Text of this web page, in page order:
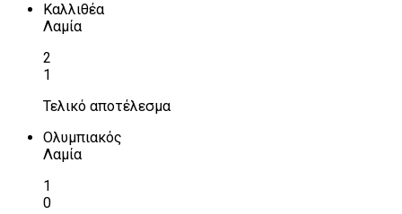
Καλλιθέα
Λαμία
2
1
Τελικό αποτέλεσμα
Ολυμπιακός
Λαμία
1
0